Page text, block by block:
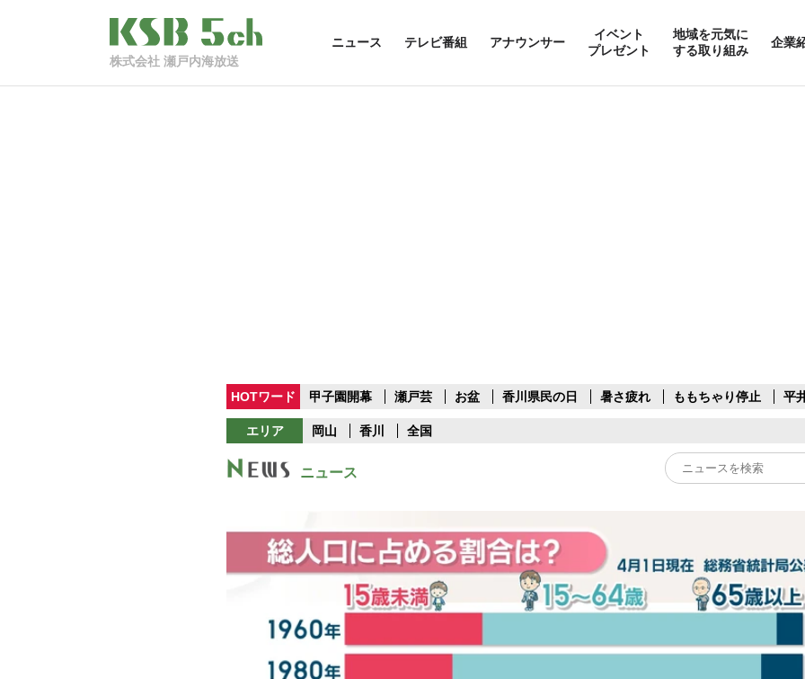
株式会社 瀬戸内海放送
ニュース テレビ番組 アナウンサー
イベント
プレゼント
地域を元気に
する取り組み
企業
HOTワード 甲子園開幕 瀬戸芸 お盆 香川県民の日 暑さ疲れ ももちゃり停止 平
エリア 岡山 香川 全国
ニュース